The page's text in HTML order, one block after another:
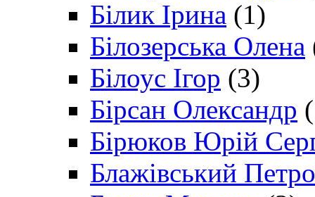
Білик Ірина (1)
Білозерська Олена
Білоус Ігор (3)
Бірсан Олександр
Бірюков Юрій
Блажівський Петро